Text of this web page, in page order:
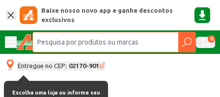
Baixe nosso novo app e ganhe descontos
exclusivos
0
Entregue no CEP: 02170-901
Escolha uma loja ou informe seu